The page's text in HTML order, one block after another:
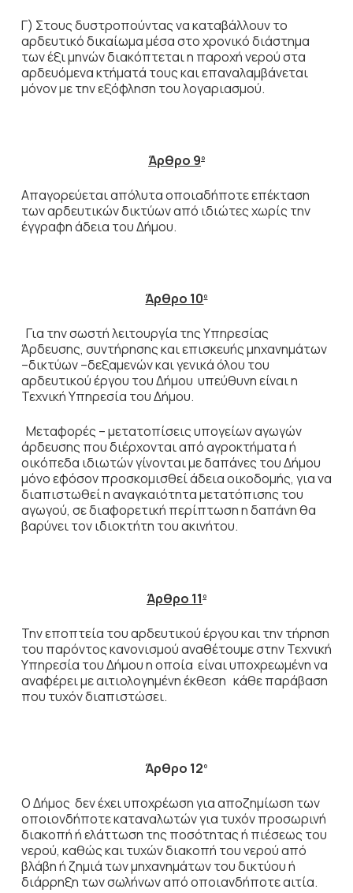
Γ) Στους δυστροπούντας να καταβάλλουν το
αρδευτικό δικαίωμα μέσα στο χρονικό διάστημα
των έξι μηνών διακόπτεται η παροχή νερού στα
αρδευόμενα κτήματά τους και επαναλαμβάνεται
μόνον με την εξόφληση του λογαριασμού.
Άρθρο 9ο
Απαγορεύεται απόλυτα οποιαδήποτε επέκταση
των αρδευτικών δικτύων από ιδιώτες χωρίς την
έγγραφη άδεια του Δήμου.
Άρθρο 10ο
Για την σωστή λειτουργία της Υπηρεσίας
Άρδευσης, συντήρησης και επισκευής μηχανημάτων
–δικτύων –δεξαμενών και γενικά όλου του
αρδευτικού έργου του Δήμου υπεύθυνη είναι η
Τεχνική Υπηρεσία του Δήμου.
Μεταφορές – μετατοπίσεις υπογείων αγωγών
άρδευσης που διέρχονται από αγροκτήματα ή
οικόπεδα ιδιωτών γίνονται με δαπάνες του Δήμου
μόνο εφόσον προσκομισθεί άδεια οικοδομής, για να
διαπιστωθεί η αναγκαιότητα μετατόπισης του
αγωγού, σε διαφορετική περίπτωση η δαπάνη θα
βαρύνει τον ιδιοκτήτη του ακινήτου.
Άρθρο 11 ο
Την εποπτεία του αρδευτικού έργου και την τήρηση
του παρόντος κανονισμού αναθέτουμε στην Τεχνική
Υπηρεσία του Δήμου η οποία είναι υποχρεωμένη να
αναφέρει με αιτιολογημένη έκθεση κάθε παράβαση
που τυχόν διαπιστώσει.
Άρθρο 12ο
Ο Δήμος δεν έχει υποχρέωση για αποζημίωση των
οποιονδήποτε καταναλωτών για τυχόν προσωρινή
διακοπή ή ελάττωση της ποσότητας ή πιέσεως του
νερού, καθώς και τυχών διακοπή του νερού από
βλάβη ή ζημιά των μηχανημάτων του δικτύου ή
διάρρηξη των σωλήνων από οποιανδήποτε αιτία.